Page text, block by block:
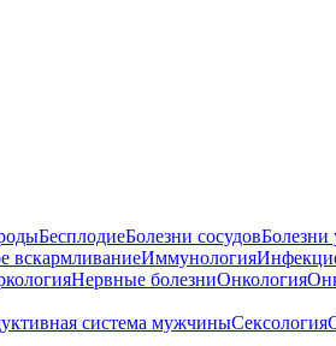
БесплодиеБолезни сосудовБолезни
вскармливаниеИммунология
Нервные болезниОнкология
система мужчиныСексология